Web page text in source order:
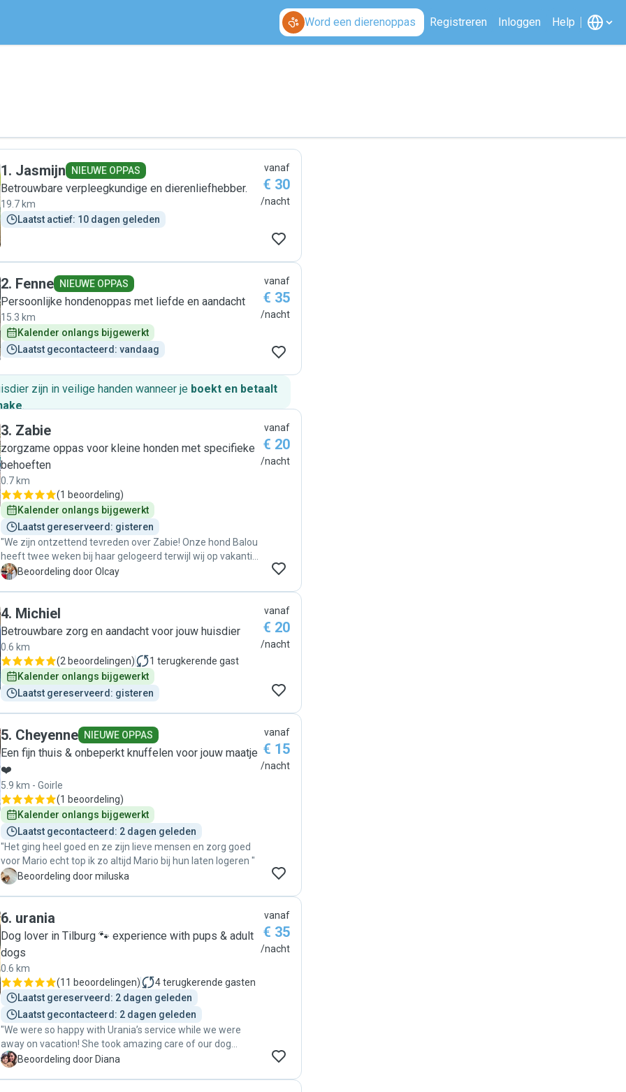
Word een dierenoppas Registreren Inloggen Help
1. Jasmijn NIEUWE OPPAS
Betrouwbare verpleegkundige en dierenliefhebber.
19.7 km
Laatst actief: 10 dagen geleden
vanaf
€ 30
/nacht
2. Fenne NIEUWE OPPAS
Persoonlijke hondenoppas met liefde en aandacht
15.3 km
Kalender onlangs bijgewerkt
Laatst gecontacteerd: vandaag
vanaf
€ 35
/nacht
zijn in veilige handen wanneer je boekt en betaalt
.
3. Zabie
zorgzame oppas voor kleine honden met specifieke
behoeften
0.7 km
(1 beoordeling)
Kalender onlangs bijgewerkt
Laatst gereserveerd: gisteren
"We zijn ontzettend tevreden over Zabie! Onze hond Balou
heeft twee weken bij haar gelogeerd terwijl wij op vakantie
waren, en we konden met een gerust hart genieten van
en goede verzorging kreeg. Ze heeft echt een groot hart
voor dieren en dat merk je aan alles. Toen we Balou weer
kwamen ophalen, zagen we meteen dat hij zich prettig had
gevoeld. We zijn heel dankbaar voor de fijne opvang en
zouden Zabie zonder twijfel aanbevelen aan iedereen die
een lieve en betrouwbare oppas voor zijn huisdier zoekt.
Bedankt, Zabie!"
O Beoordeling door Olcay
vanaf
€ 20
/nacht
4. Michiel
Betrouwbare zorg en aandacht voor jouw huisdier
0.6 km
(2 beoordelingen) 1 terugkerende gast
Kalender onlangs bijgewerkt
Laatst gereserveerd: gisteren
vanaf
€ 20
/nacht
5. Cheyenne NIEUWE OPPAS
Een fijn thuis & onbeperkt knuffelen voor jouw maatje
❤️
5.9 km - Goirle
(1 beoordeling)
Kalender onlangs bijgewerkt
Laatst gecontacteerd: 2 dagen geleden
"Het ging heel goed en ze zijn lieve mensen en zorg goed
voor Mario echt top ik zo altijd Mario bij hun laten logeren "
M Beoordeling door miluska
vanaf
€ 15
/nacht
6. urania
Dog lover in Tilburg 🐾 experience with pups & adult
dogs
0.6 km
(11 beoordelingen) 4terugkerende gasten
Laatst gereserveerd: 2 dagen geleden
Laatst gecontacteerd: 2 dagen geleden
"We were so happy with Urania’s service while we were
away on vacation! She took amazing care of our dog
Penélope and made us feel completely at ease the whole
D Beoordeling door Diana
vanaf
€ 35
/nacht